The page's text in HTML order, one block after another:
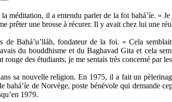
méditation, il a entendu parler de la foi bahá’íe. «
prêter une brosse à récurer. Il y avait chez lui une
de Bahá’u’lláh, fondateur de la foi. « Cela
du bouddhisme et du Baghavad Gita et cela
rouge des étudiants, je me sentais très concerné par
sa nouvelle religion. En 1975, il a fait un
bahá’íe de Norvège, poste bénévole qui demande
1979.